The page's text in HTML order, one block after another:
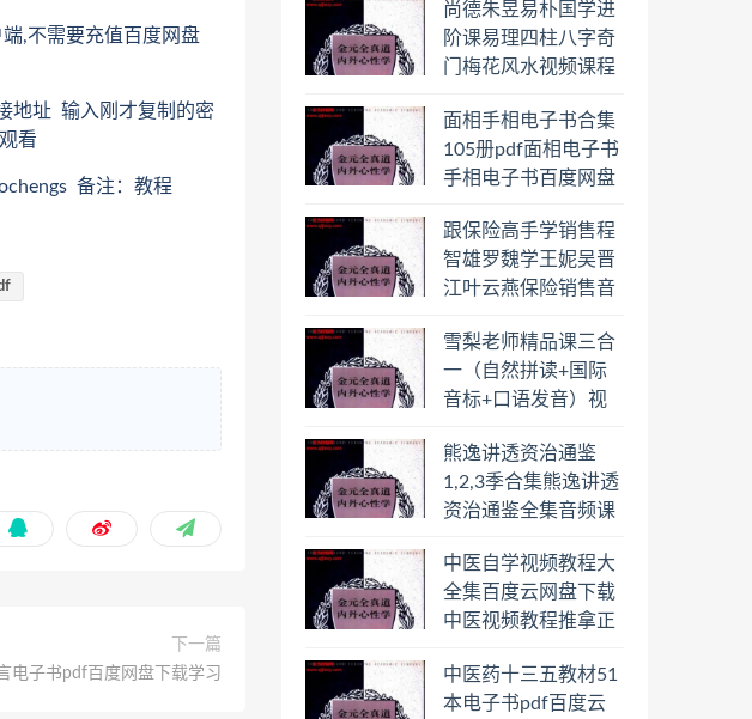
,不需要充值百度网盘
地址 输入刚才复制的密
看
备注：教程
下一篇
电子书pdf百度网盘下载学习
尚德朱昱易朴国学进
阶课易理四柱八字奇
门梅花风水视频课程
学习
面相手相电子书合集
105册pdf面相电子书
手相电子书百度网盘
跟保险高手学销售程
智雄罗魏学王妮吴晋
江叶云燕保险销售音
盘下载学习
雪梨老师精品课三合
一（自然拼读+国际
音标+口语发音）视
载学习
熊逸讲透资治通鉴
1,2,3季合集熊逸讲透
资治通鉴全集音频课
一二三辑合集百度云
网盘下载学习
中医自学视频教程大
全集百度云网盘下载
中医视频教程推拿正
经络脉诊面诊舌诊手
诊私密终身会员百度
中医药十三五教材51
本电子书pdf百度云